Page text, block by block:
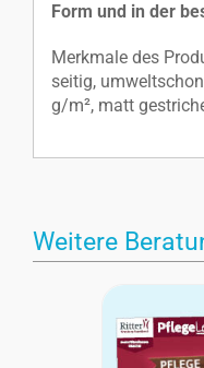
Form und in der
Merkmale des
seitig,
g/m², matt
Weitere